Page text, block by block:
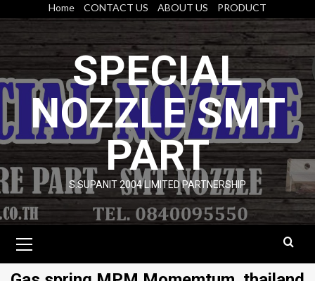
content
Home CONTACT US ABOUT US PRODUCT
SPECIAL
NOZZLE SMT
PART
S.SUPANIT 2004 LIMITED PARTNERSHIP
Menu